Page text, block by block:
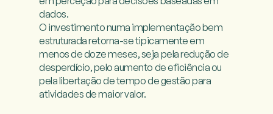
dados.
O investimento numa implementação bem
estruturada retorna-se tipicamente em
menos de doze meses, seja pela redução de
desperdício, pelo aumento de eficiência ou
pela libertação de tempo de gestão para
atividades de maior valor.